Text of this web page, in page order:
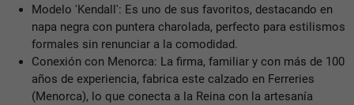
Modelo 'Kendall': Es uno de sus favoritos, destacando en
napa negra con puntera charolada, perfecto para estilismos
formales sin renunciar a la comodidad.
Conexión con Menorca: La firma, familiar y con más de 100
años de experiencia, fabrica este calzado en Ferreries
(Menorca), lo que conecta a la Reina con la artesanía